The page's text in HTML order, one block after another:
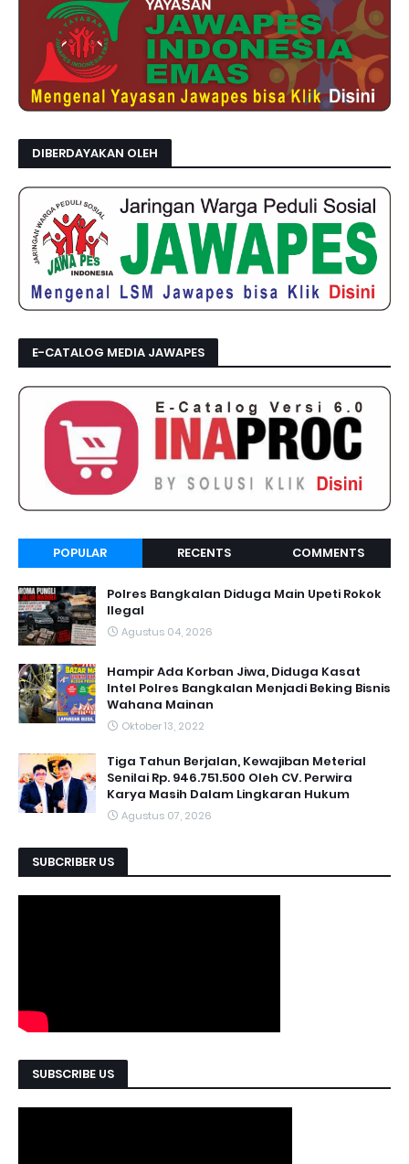
DIBERDAYAKAN OLEH
E-CATALOG MEDIA JAWAPES
POPULAR RECENTS COMMENTS
Polres Bangkalan Diduga Main Upeti Rokok
Ilegal
Agustus 04, 2026
Hampir Ada Korban Jiwa, Diduga Kasat
Intel Polres Bangkalan Menjadi Beking Bisnis
Wahana Mainan
Oktober 13, 2022
Tiga Tahun Berjalan, Kewajiban Meterial
Senilai Rp. 946.751.500 Oleh CV. Perwira
Karya Masih Dalam Lingkaran Hukum
Agustus 07, 2026
SUBCRIBER US
SUBSCRIBE US